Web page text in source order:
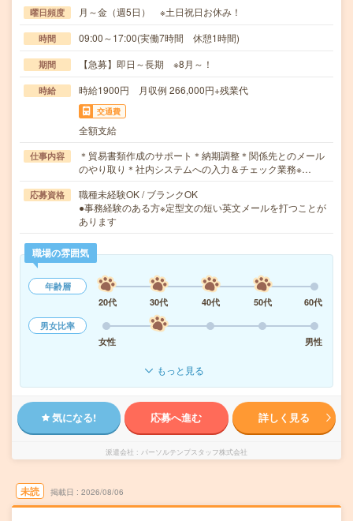
曜日頻度 月～金（週5日） ※土日祝日お休み！
時間 09:00～17:00(実働7時間 休憩1時間)
期間 【急募】即日～長期 ※8月～！
時給 時給1900円 月収例 266,000円+残業代
交通費
全額支給
仕事内容
＊貿易書類作成のサポート＊納期調整＊関係先とのメール
のやり取り＊社内システムへの入力＆チェック業務※…
応募資格
職種未経験OK / ブランクOK
●事務経験のある方※定型文の短い英文メールを打つことが
あります
職場の雰囲気
年齢層
20代
30代 40代 50代
60代
男女比率
女性
男性
もっと見る
気になる! 応募へ進む 詳しく見る
派遣会社 パーソルテンプスタッフ株式会社
未読 掲載日 2026/08/06